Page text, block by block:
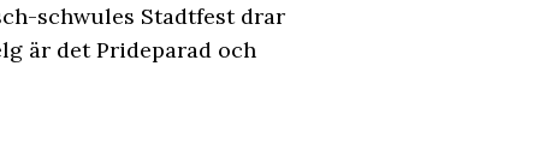
schwules Stadtfest drar
är det Prideparad och